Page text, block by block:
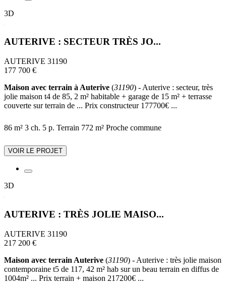
3D
AUTERIVE : SECTEUR TRÈS JO...
AUTERIVE 31190
177 700 €
Maison avec terrain à Auterive (31190) - Auterive : secteur, très
jolie maison t4 de 85, 2 m² habitable + garage de 15 m² + terrasse
couverte sur terrain de ... Prix constructeur 177700€ ...
86 m² 3 ch. 5 p. Terrain 772 m² Proche commune
VOIR LE PROJET
3D
AUTERIVE : TRÈS JOLIE MAISO...
AUTERIVE 31190
217 200 €
Maison avec terrain Auterive (31190) - Auterive : très jolie maison
contemporaine t5 de 117, 42 m² hab sur un beau terrain en diffus de
1004m² ... Prix terrain + maison 217200€ ...